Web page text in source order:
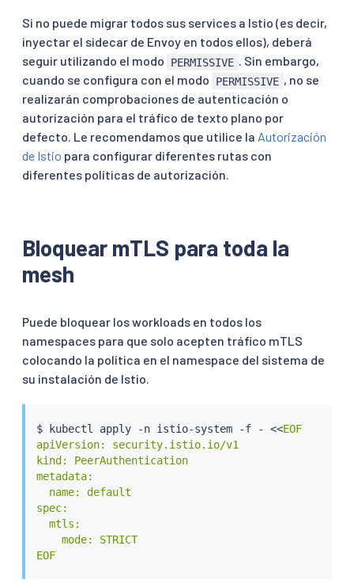
Si no puede migrar todos sus services a Istio (es decir,
inyectar el sidecar de Envoy en todos ellos), deberá
seguir utilizando el modo
PERMISSIVE . Sin embargo,
cuando se configura con el modo
PERMISSIVE , no se
realizarán comprobaciones de autenticación o
autorización para el tráfico de texto plano por
defecto. Le recomendamos que utilice la Autorización
de Istio para configurar diferentes rutas con
diferentes políticas de autorización.
Bloquear mTLS para toda la
mesh
Puede bloquear los workloads en todos los
namespaces para que solo acepten tráfico mTLS
colocando la política en el namespace del sistema de
su instalación de Istio.
$ kubectl apply -n istio-system -f - <<EOF
apiVersion: security.istio.io/v1
kind: PeerAuthentication
metadata:
  name: default
spec:
  mtls:
    mode: STRICT
EOF